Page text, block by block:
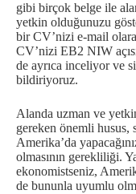
gibi birçok belge ile
yetkin olduğunuzu
bir CV’nizi e-mail
CV’nizi EB2 NIW
de ayrıca inceliyor ve
bildiriyoruz.
Alanda uzman ve
gereken önemli husus,
Amerika’da
olmasının gerekliliği.
ekonomistseniz,
de bununla uyumlu